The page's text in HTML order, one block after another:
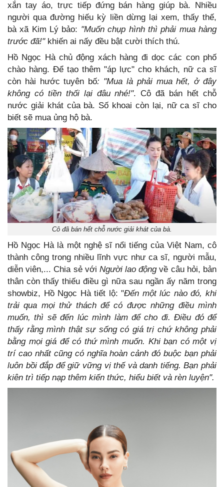
xắn tay áo, trực tiếp đứng bán hàng giúp bà. Nhiều
người qua đường hiếu kỳ liền dừng lại xem, thấy thế,
bà xã Kim Lý bảo: "Muốn chụp hình thì phải mua hàng
trước đã!" khiến ai nấy đều bật cười thích thú.
Hồ Ngọc Hà chủ động xách hàng đi dọc các con phố
chào hàng. Để tạo thêm "áp lực" cho khách, nữ ca sĩ
còn hài hước tuyên bố: "Mua là phải mua hết, ở đây
không có tiền thối lại đâu nhé!". Cô đã bán hết chỗ
nước giải khát của bà. Số khoai còn lại, nữ ca sĩ cho
biết sẽ mua ủng hộ bà.
Cô đã bán hết chỗ nước giải khát của bà.
Hồ Ngọc Hà là một nghệ sĩ nổi tiếng của Việt Nam, cô
thành công trong nhiều lĩnh vực như ca sĩ, người mẫu,
diễn viên,... Chia sẻ với Người lao độngvề câu hỏi, bản
thân còn thấy thiếu điều gì nữa sau ngần ấy năm trong
showbiz, Hồ Ngọc Hà tiết lộ: "Đến một lúc nào đó, khi
trải qua mọi thử thách để có được những điều mình
muốn, thì sẽ đến lúc mình làm để cho đi. Điều đó để
thấy rằng mình thật sự sống có giá trị chứ không phải
bằng mọi giá để có thứ mình muốn. Khi bạn có một vị
trí cao nhất cũng có nghĩa hoàn cảnh đó buộc bạn phải
luôn bồi đắp để giữ vững vị thế và danh tiếng. Bạn phải
kiên trì tiếp nạp thêm kiến thức, hiểu biết và rèn luyện".